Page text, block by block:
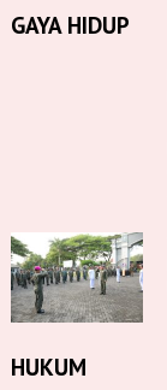
GAYA HIDUP
HUKUM